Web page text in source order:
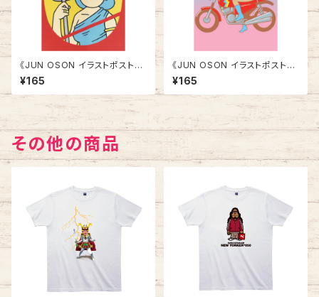
《JUN OSON イラストポストカ
ード》CJ-5／ 女騎士1
¥165
《JUN OSON イラストポストカ
ード》CJ-7／ FREE
¥165
その他の商品